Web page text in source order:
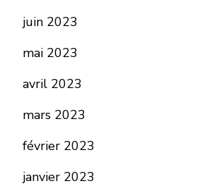
juin 2023
mai 2023
avril 2023
mars 2023
février 2023
janvier 2023